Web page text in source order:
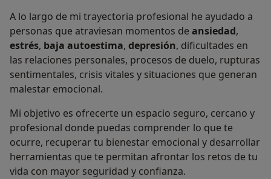
A lo largo de mi trayectoria profesional he ayudado a
personas que atraviesan momentos de ansiedad,
estrés, baja autoestima, depresión, dificultades en
las relaciones personales, procesos de duelo, rupturas
sentimentales, crisis vitales y situaciones que generan
malestar emocional.
Mi objetivo es ofrecerte un espacio seguro, cercano y
profesional donde puedas comprender lo que te
ocurre, recuperar tu bienestar emocional y desarrollar
herramientas que te permitan afrontar los retos de tu
vida con mayor seguridad y confianza.